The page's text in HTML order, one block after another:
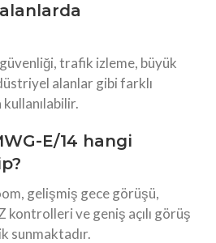
trafik izleme, büyük
alanlar gibi farklı
E/14 hangi
gelişmiş gece görüşü,
kontrolleri ve geniş açılı görüş
sunmaktadır.